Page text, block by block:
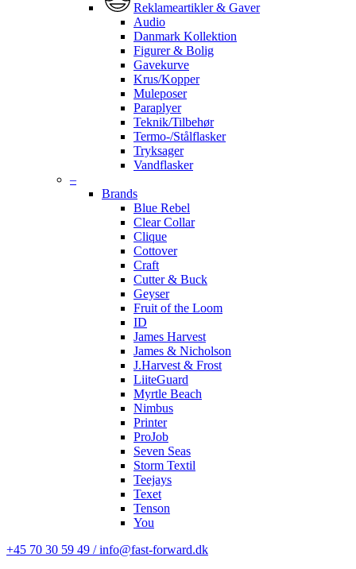
Reklameartikler & Gaver
Audio
Danmark Kollektion
Figurer & Bolig
Gavekurve
Krus/Kopper
Muleposer
Paraplyer
Teknik/Tilbehør
Termo-/Stålflasker
Tryksager
Vandflasker
–
Brands
Blue Rebel
Clear Collar
Clique
Cottover
Craft
Cutter & Buck
Geyser
Fruit of the Loom
ID
James Harvest
James & Nicholson
J.Harvest & Frost
LiiteGuard
Myrtle Beach
Nimbus
Printer
ProJob
Seven Seas
Storm Textil
Teejays
Texet
Tenson
You
+45 70 30 59 49 / info@fast-forward.dk